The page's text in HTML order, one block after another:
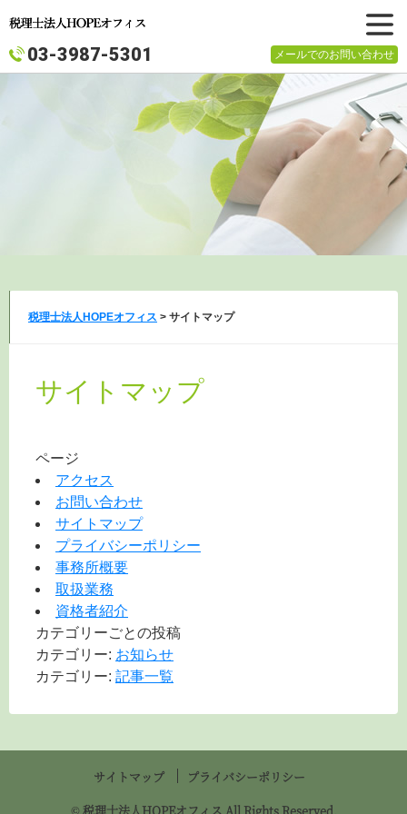
メニュ
ー
03-3987-5301 メールでのお問い合わせ
税理士法人HOPEオフィス > サイトマップ
サイトマップ
ページ
アクセス
お問い合わせ
サイトマップ
プライバシーポリシー
事務所概要
取扱業務
資格者紹介
カテゴリーごとの投稿
カテゴリー: お知らせ
カテゴリー: 記事一覧
サイトマップ
プライバシーポリシー
© 税理士法人HOPEオフィス All Rights Reserved.